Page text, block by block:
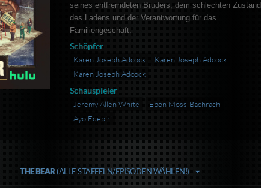
seines entfremdeten Bruders, dem schlechten Zustand
des Ladens und der Verantwortung für das
Familiengeschäft.
Schöpfer
Karen Joseph Adcock
Karen Joseph Adcock
Karen Joseph Adcock
Schauspieler
Jeremy Allen White
Ebon Moss-Bachrach
Ayo Edebiri
THE BEAR(ALLE STAFFELN/EPISODEN WÄHLEN!)